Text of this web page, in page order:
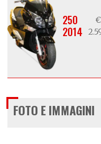
250
2014
€
FOTO E IMMAGINI